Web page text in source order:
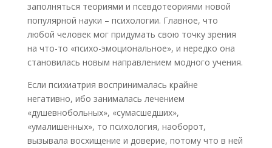
заполняться теориями и псевдотеориями новой
популярной науки – психологии. Главное, что
любой человек мог придумать свою точку зрения
на что-то «психо-эмоциональное», и нередко она
становилась новым направлением модного учения.
Если психиатрия воспринималась крайне
негативно, ибо занималась лечением
«душевнобольных», «сумасшедших»,
«умалишенных», то психология, наоборот,
вызывала восхищение и доверие, потому что в ней